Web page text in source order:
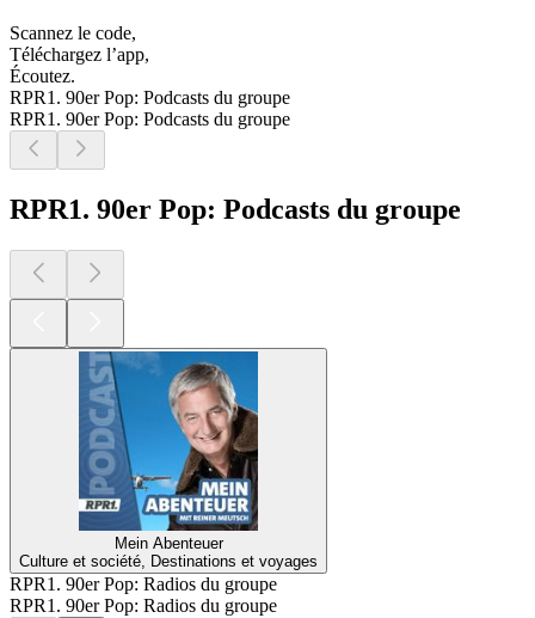
Scannez le code,
Téléchargez l’app,
Écoutez.
RPR1. 90er Pop: Podcasts du groupe
RPR1. 90er Pop: Podcasts du groupe
RPR1. 90er Pop: Podcasts du groupe
Mein Abenteuer
Culture et société, Destinations et voyages
RPR1. 90er Pop: Radios du groupe
RPR1. 90er Pop: Radios du groupe